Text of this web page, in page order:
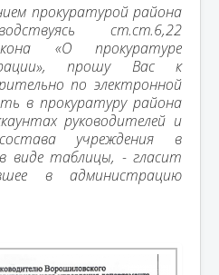
прокуратурой района
ст.ст.6,22
«О прокуратуре
прошу Вас к
по электронной
в прокуратуру района
руководителей и
состава учреждения в
виде таблицы, - гласит
в администрацию